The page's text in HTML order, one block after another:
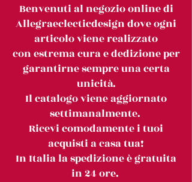
Benvenuti al negozio online di
Allegraeclecticdesign dove ogni
articolo viene realizzato
con estrema cura e dedizione per
garantirne sempre una certa
unicità.
Il catalogo viene aggiornato
settimanalmente.
Ricevi comodamente i tuoi
acquisti a casa tua!
In Italia la spedizione è gratuita
in 24 ore.